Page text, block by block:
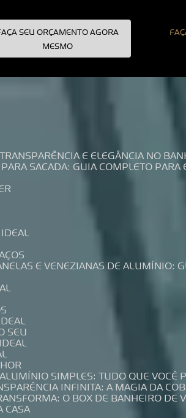
SEU ORÇAMENTO AGORA
MESMO
E ELEGÂNCIA NO
PARA SACADA: GUIA COMPLETO
E VENEZIANAS DE ALUMÍNIO:
SEU
ALUMÍNIO SIMPLES: TUDO QUE VOCÊ
INFINITA: A MAGIA DA
O BOX DE BANHEIRO DE
CASA